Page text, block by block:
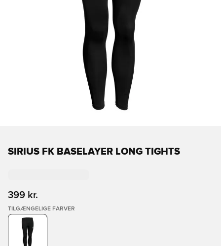
SIRIUS FK BASELAYER LONG TIGHTS
399 kr.
TILGÆNGELIGE FARVER